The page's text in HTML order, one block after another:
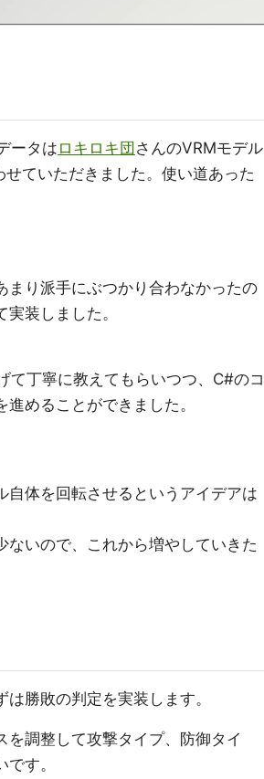
ータはロキロキ団さんのVRMモデル
せていただきました。使い道あった
まり派手にぶつかり合わなかったの
装しました。
て丁寧に教えてもらいつつ、C#のコ
めることができました。
自体を回転させるというアイデアは
いので、これから増やしていきた
勝敗の判定を実装します。
調整して攻撃タイプ、防御タイ
す。